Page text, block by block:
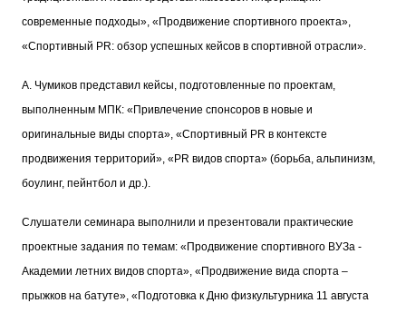
современные подходы», «Продвижение спортивного проекта»,
«Спортивный PR: обзор успешных кейсов в спортивной отрасли».
А. Чумиков представил кейсы, подготовленные по проектам,
выполненным МПК: «Привлечение спонсоров в новые и
оригинальные виды спорта», «Спортивный PR в контексте
продвижения территорий», «PR видов спорта» (борьба, альпинизм,
боулинг, пейнтбол и др.).
Слушатели семинара выполнили и презентовали практические
проектные задания по темам: «Продвижение спортивного ВУЗа -
Академии летних видов спорта», «Продвижение вида спорта –
прыжков на батуте», «Подготовка к Дню физкультурника 11 августа